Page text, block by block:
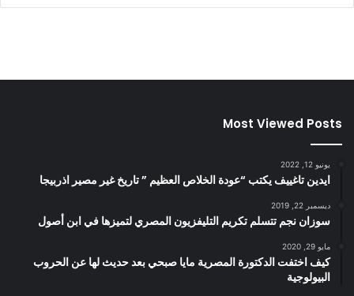
Most Viewed Posts
يونيو 12, 2022
ايدين تاغييف يكتب “عودة الخلاص العظيم ” تاريخ غير مصير اذربيجا
ديسمبر 22, 2019
سوزان نجم تتسلم تكريم التليفزيون المصري لتميزها في ابن أصول
مايو 29, 2020
كيف اختفت الدكتورة المصرية مايا صبحي بعد حديث لها عن الحروب
البيولوجية